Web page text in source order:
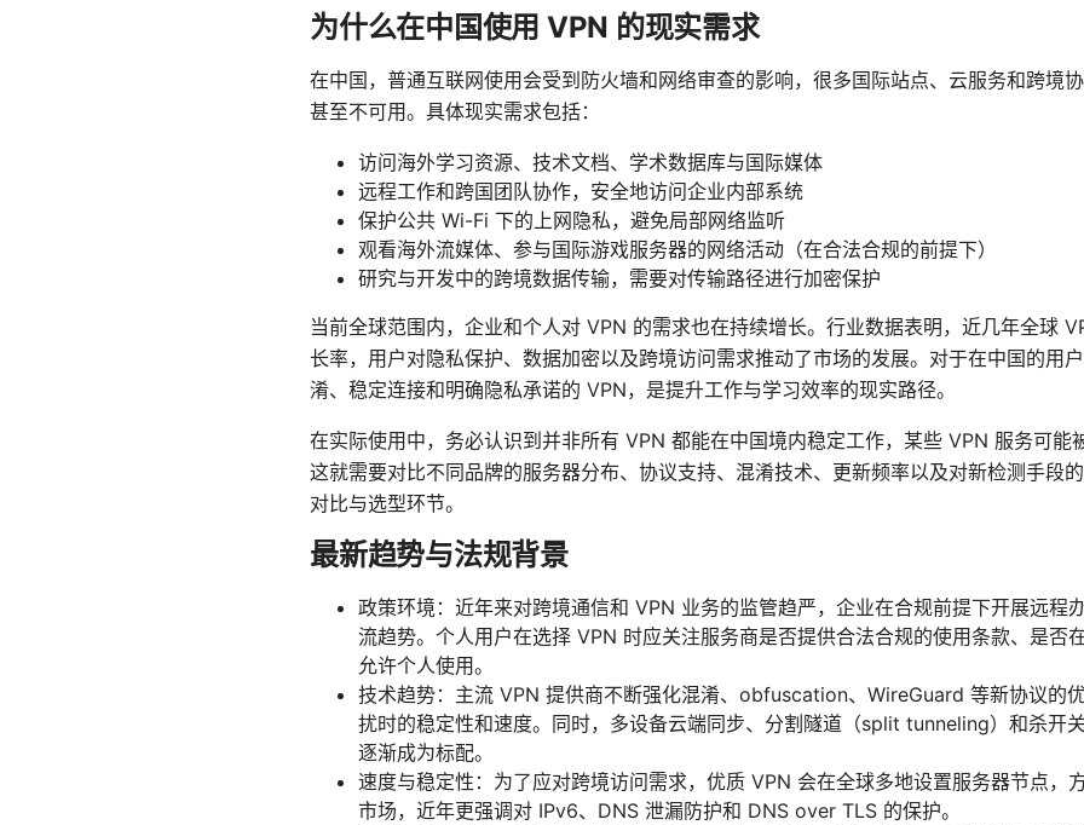
为什么在中国使用 VPN 的现实需求
在中国，普通互联网使用会受到防火墙和网络审查的影响，很多国际站点、云服务和跨境
甚至不可用。具体现实需求包括：
访问海外学习资源、技术文档、学术数据库与国际媒体
远程工作和跨国团队协作，安全地访问企业内部系统
保护公共 Wi-Fi 下的上网隐私，避免局部网络监听
观看海外流媒体、参与国际游戏服务器的网络活动（在合法合规的前提下）
研究与开发中的跨境数据传输，需要对传输路径进行加密保护
当前全球范围内，企业和个人对 VPN 的需求也在持续增长。行业数据表明，近几年全球
长率，用户对隐私保护、数据加密以及跨境访问需求推动了市场的发展。对于在中国的用
淆、稳定连接和明确隐私承诺的 VPN，是提升工作与学习效率的现实路径。
在实际使用中，务必认识到并非所有 VPN 都能在中国境内稳定工作，某些 VPN 服务可能
这就需要对比不同品牌的服务器分布、协议支持、混淆技术、更新频率以及对新检测手段
对比与选型环节。
最新趋势与法规背景
政策环境：近年来对跨境通信和 VPN 业务的监管趋严，企业在合规前提下开展远程
流趋势。个人用户在选择 VPN 时应关注服务商是否提供合法合规的使用条款、是否
允许个人使用。
技术趋势：主流 VPN 提供商不断强化混淆、obfuscation、WireGuard 等新协议的
扰时的稳定性和速度。同时，多设备云端同步、分割隧道（split tunneling）和杀开
逐渐成为标配。
速度与稳定性：为了应对跨境访问需求，优质 VPN 会在全球多地设置服务器节点，
市场，近年更强调对 IPv6、DNS 泄漏防护和 DNS over TLS 的保护。